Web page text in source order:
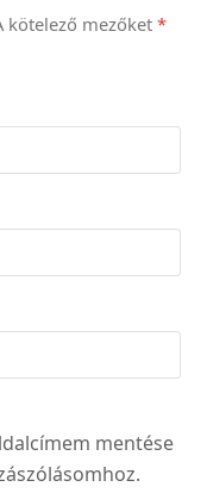
kötelező mezőket*
mentése